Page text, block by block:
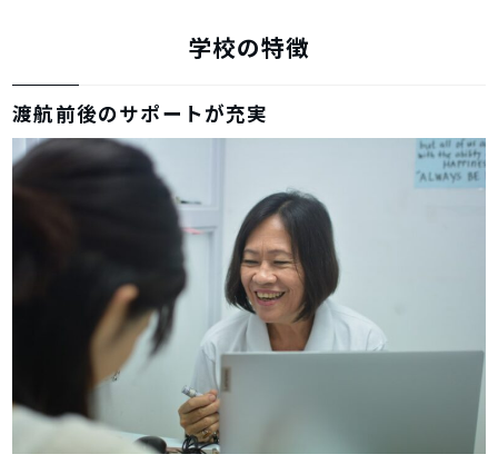
学校の特徴
渡航前後のサポートが充実